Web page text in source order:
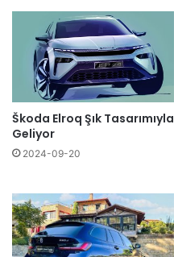
Škoda Elroq Şık Tasarımıyla
Geliyor
2024-09-20